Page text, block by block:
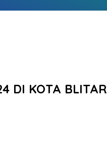
DI KOTA BLITAR